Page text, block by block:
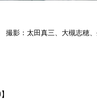
影：太田真三、大槻志穂